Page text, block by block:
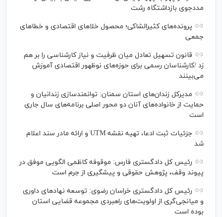
مددجوی بازداشتگاه رشت
پرونده‌های کثیرالشاکی؛ محصول خلا‌های اقتصادی و خطا‌های
جمعی
قانون تسهیل تعادل میان ظرفیت و نیاز کارشناسی را بر هم
زد /کارشناسان رسمی برای حوزه‌های نوظهور اقتصادی آموزش
می‌بینند
مدیرکل زندان‌های استان سمنان: توانمندسازی زندانیان و
حمایت از خانواده‌های آنان دو محور اصلی برنامه‌های سال جاری
است
جزئیات ثبت ادعا، تهیه نقشه UTM و ارائه مادر سند اعلام
شد
رئیس کل دادگستری فارس: موقوفه کاظمی الگویی موفق در
پیوند وقف، پژوهش حقوقی و پیشگیری از جرم است
رئیس کل دادگستری خراسان رضوی: توسعه نهاد‌های داوری
و میانجی‌گری از اولویت‌های راهبردی مجموعه قضایی استان
بوده است